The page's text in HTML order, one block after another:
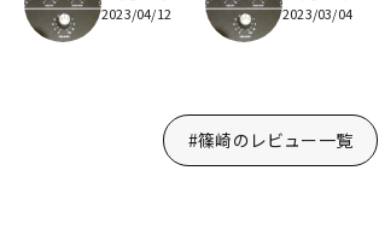
2023/04/12
2023/03/04
#篠崎のレビュー一覧